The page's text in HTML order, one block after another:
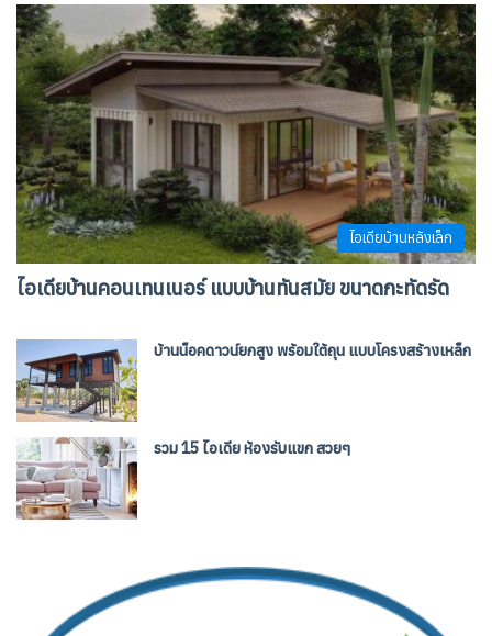
ไอเดียบ้านหลังเล็ก
ไอเดียบ้านคอนเทนเนอร์ แบบบ้านทันสมัย ขนาดกะทัดรัด
บ้านน็อคดาวน์ยกสูง พร้อมใต้ถุน แบบโครงสร้างเหล็ก
รวม 15 ไอเดีย ห้องรับแขก สวยๆ